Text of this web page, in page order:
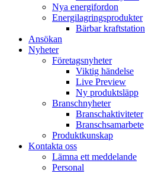
Nya energifordon
Energilagringsprodukter
Bärbar kraftstation
Ansökan
Nyheter
Företagsnyheter
Viktig händelse
Live Preview
Ny produktsläpp
Branschnyheter
Branschaktiviteter
Branschsamarbete
Produktkunskap
Kontakta oss
Lämna ett meddelande
Personal